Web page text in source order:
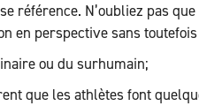
référence. N’oubliez pas
en perspective sans
ou du surhumain;
que les athlètes font